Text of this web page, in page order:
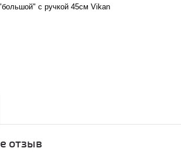
с ручкой 45см Vikan
отзыв